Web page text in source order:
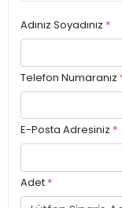
Adınız Soyadınız *
Telefon Numaranız
E-Posta Adresiniz *
Adet *